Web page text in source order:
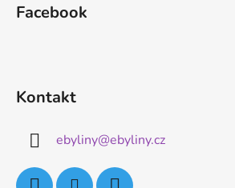
Facebook
Kontakt
ebyliny@ebyliny.cz